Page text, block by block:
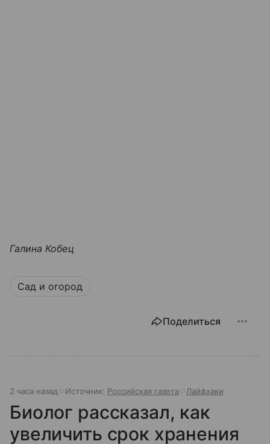
Галина Кобец
Сад и огород
Поделиться
2 часа назад Источник: Российская газета Лайфхаки
Биолог рассказал, как
увеличить срок хранения